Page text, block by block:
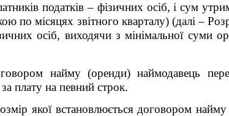
податків – фізичних осіб, і сум
по місяцях звітного кварталу) (далі –
осіб, виходячи з мінімальної суми
найму (оренди) наймодавець
плату на певний строк.
якої встановлюється договором